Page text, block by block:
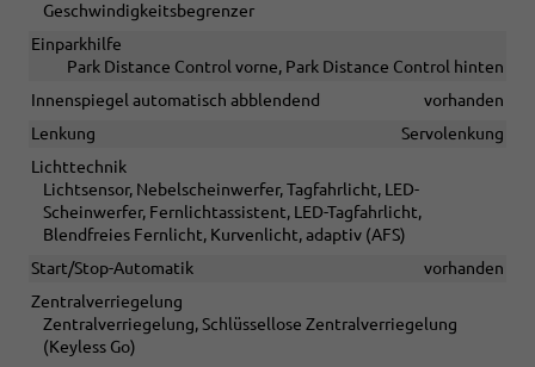
Geschwindigkeitsbegrenzer
Einparkhilfe
Park Distance Control vorne, Park Distance Control hinten
Innenspiegel automatisch abblendend
vorhanden
Lenkung
Servolenkung
Lichttechnik
Lichtsensor, Nebelscheinwerfer, Tagfahrlicht, LED-
Scheinwerfer, Fernlichtassistent, LED-Tagfahrlicht,
Blendfreies Fernlicht, Kurvenlicht, adaptiv (AFS)
Start/Stop-Automatik
vorhanden
Zentralverriegelung
Zentralverriegelung, Schlüssellose Zentralverriegelung
(Keyless Go)